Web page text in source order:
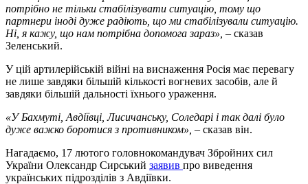
потрібно не тільки стабілізувати ситуацію, тому що
партнери іноді дуже радіють, що ми стабілізували ситуацію.
Ні, я кажу, що нам потрібна допомога зараз», – сказав
Зеленський.
У цій артилерійській війні на виснаження Росія має перевагу
не лише завдяки більшій кількості вогневих засобів, але й
завдяки більшій дальності їхнього ураження.
«У Бахмуті, Авдіївці, Лисичанську, Соледарі і так далі було
дуже важко боротися з противником», – сказав він.
Нагадаємо, 17 лютого головнокомандувач Збройних сил
України Олександр Сирський заявив про виведення
українських підрозділів з Авдіївки.